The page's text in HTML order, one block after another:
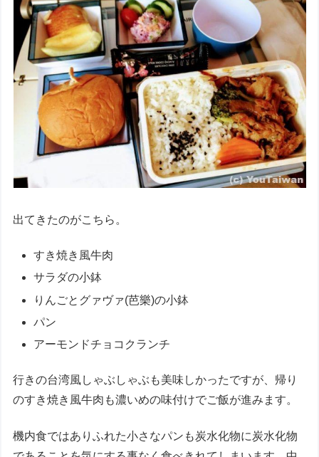
出てきたのがこちら。
すき焼き風牛肉
サラダの小鉢
りんごとグァヴァ(芭樂)の小鉢
パン
アーモンドチョコクランチ
行きの台湾風しゃぶしゃぶも美味しかったですが、帰り
のすき焼き風牛肉も濃いめの味付けでご飯が進みます。
機内食ではありふれた小さなパンも炭水化物に炭水化物